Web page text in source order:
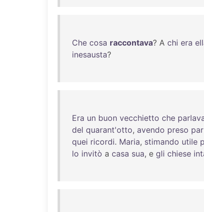
Che cosa raccontava? A chi era
inesausta?
Era un buon vecchietto che
del quarant'otto, avendo preso
quei ricordi. Maria, stimando utile
lo invitò a casa sua, e gli chiese